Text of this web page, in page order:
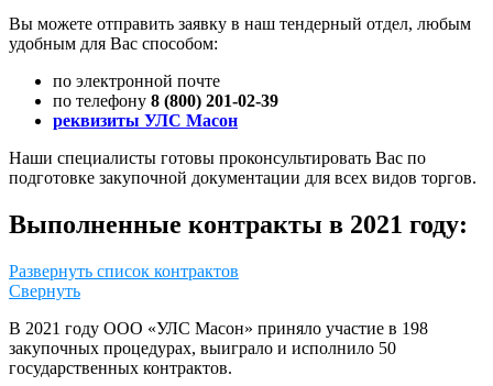
Вы можете отправить заявку в наш тендерный отдел, любым
удобным для Вас способом:
по электронной почте
по телефону 8 (800) 201-02-39
реквизиты УЛС Масон
Наши специалисты готовы проконсультировать Вас по
подготовке закупочной документации для всех видов торгов.
Выполненные контракты в 2021 году:
ФКУ ИК-9 ГУФСИН
РОССИИ ПО
НОВОСИБИРСКОЙ
ОБЛАСТИ
ПЕНСИОННОГО
ФОНДА РФ ПО
Развернуть список контрактов
Свернуть
В 2021 году ООО «УЛС Масон» приняло участие в 198
закупочных процедурах, выиграло и исполнило 50
государственных контрактов.